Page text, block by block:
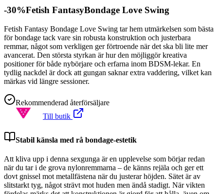
-30%Fetish FantasyBondage Love Swing
Fetish Fantasy Bondage Love Swing tar hem utmärkelsen som bästa
för bondage tack vare sin robusta konstruktion och justerbara
remmar, något som verkligen ger förtroende när det ska bli lite mer
avancerat. Den största styrkan är hur den möjliggör kreativa
positioner för både nybörjare och erfarna inom BDSM-lekar. En
tydlig nackdel är dock att gungan saknar extra vaddering, vilket kan
märkas vid längre sessioner.
Rekommenderad återförsäljare
Till butik
Stabil känsla med rå bondage-estetik
Att kliva upp i denna sexgunga är en upplevelse som börjar redan
när du tar i de grova nylonremmarna – de känns rejäla och ger ett
dovt gnissel mot metallfästena när du justerar höjden. Sätet är av
slitstarkt tyg, något strävt mot huden men ändå stadigt. När vikten